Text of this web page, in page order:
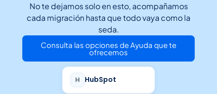
No te dejamos solo en esto, acompañamos
cada migración hasta que todo vaya como la
seda.
Consulta las opciones de Ayuda que te
ofrecemos
H HubSpot